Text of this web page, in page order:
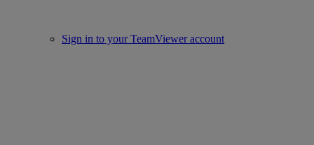
Sign in to your TeamViewer account